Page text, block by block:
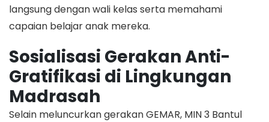
langsung dengan wali kelas serta memahami
capaian belajar anak mereka.
Sosialisasi Gerakan Anti-
Gratifikasi di Lingkungan
Madrasah
​Selain meluncurkan gerakan GEMAR, MIN 3 Bantul